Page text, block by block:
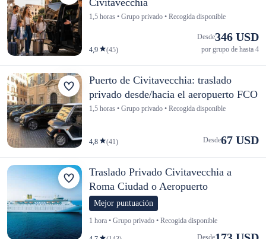
1,5 horas • Grupo privado • Recogida disponible
4,9 (45)
Desde346 USD
por grupo de hasta 4
Puerto de Civitavecchia: traslado
privado desde/hacia el aeropuerto FCO
1,5 horas • Grupo privado • Recogida disponible
4,8 (41) Desde67 USD
Traslado Privado Civitavecchia a
Roma Ciudad o Aeropuerto
Mejor puntuación
1 hora • Grupo privado • Recogida disponible
Desde